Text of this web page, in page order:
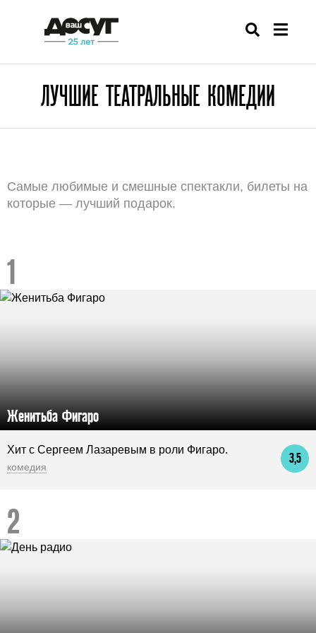
ЛУЧШИЕ ТЕАТРАЛЬНЫЕ КОМЕДИИ
Самые любимые и смешные спектакли, билеты на
которые — лучший подарок.
Женитьба Фигаро
3,5
Хит с Сергеем Лазаревым в роли Фигаро.
комедия